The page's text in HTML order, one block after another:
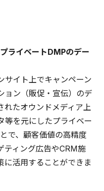
ライベートDMPのデー
イト上でキャンペーン
ョン（販促・宣伝）のデ
たオウンドメディア上
等を元にしたプライベー
で、顧客価値の高精度
ティング広告やCRM施
に活用することができま